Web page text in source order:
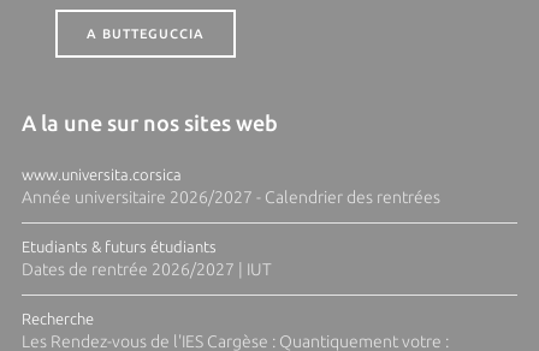
A BUTTEGUCCIA
A la une sur nos sites web
www.universita.corsica
Année universitaire 2026/2027 - Calendrier des rentrées
Etudiants & futurs étudiants
Dates de rentrée 2026/2027 | IUT
Recherche
Les Rendez-vous de l'IES Cargèse : Quantiquement votre :